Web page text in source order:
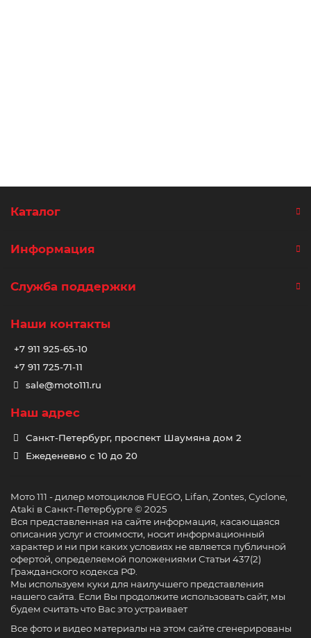
Каталог
Информация
Служба поддержки
Наши контакты
+7 911 925-65-10
+7 911 725-71-11
sale@moto111.ru
Наш адрес
Санкт-Петербург, проспект Шаумяна дом 2
Ежеденевно с 10 до 20
Мото 111 - дилер мотоциклов FUEGO, Lifan, Zontes, Cyclone,
Ataki в Санкт-Петербурге © 2025
Вся представленная на сайте информация, касающаяся
описания услуг и стоимости, носит информационный
характер и ни при каких условиях не является публичной
офертой, определяемой положениями Статьи 437(2)
Гражданского кодекса РФ.
Мы используем куки для наилучшего представления
нашего сайта. Если Вы продолжите использовать сайт, мы
будем считать что Вас это устраивает
Все фото и видео материалы на этом сайте сгенерированы